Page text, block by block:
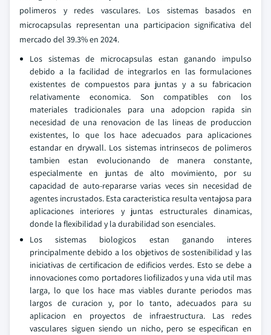
polimeros y redes vasculares. Los sistemas basados en
microcapsulas representan una participacion significativa del
mercado del 39.3% en 2024.
Los sistemas de microcapsulas estan ganando impulso
debido a la facilidad de integrarlos en las formulaciones
existentes de compuestos para juntas y a su fabricacion
relativamente economica. Son compatibles con los
materiales tradicionales para una adopcion rapida sin
necesidad de una renovacion de las lineas de produccion
existentes, lo que los hace adecuados para aplicaciones
estandar en drywall. Los sistemas intrinsecos de polimeros
tambien estan evolucionando de manera constante,
especialmente en juntas de alto movimiento, por su
capacidad de auto-repararse varias veces sin necesidad de
agentes incrustados. Esta caracteristica resulta ventajosa para
aplicaciones interiores y juntas estructurales dinamicas,
donde la flexibilidad y la durabilidad son esenciales.
Los sistemas biologicos estan ganando interes
principalmente debido a los objetivos de sostenibilidad y las
iniciativas de certificacion de edificios verdes. Esto se debe a
innovaciones como portadores liofilizados y una vida util mas
larga, lo que los hace mas viables durante periodos mas
largos de curacion y, por lo tanto, adecuados para su
aplicacion en proyectos de infraestructura. Las redes
vasculares siguen siendo un nicho, pero se especifican en